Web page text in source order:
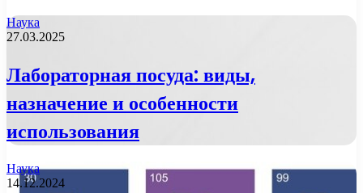
Наука
27.03.2025
Лабораторная посуда: виды,
назначение и особенности
использования
Наука
14.12.2024